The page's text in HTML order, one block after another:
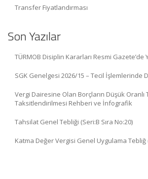
Transfer Fiyatlandırması
Son Yazılar
TÜRMOB Disiplin Kararları Resmi Gazete’de
SGK Genelgesi 2026/15 – Tecil İşlemlerinde
Vergi Dairesine Olan Borçların Düşük Oranlı
Taksitlendirilmesi Rehberi ve İnfografik
Tahsilat Genel Tebliği (Seri:B Sıra No:20)
Katma Değer Vergisi Genel Uygulama Tebliğ